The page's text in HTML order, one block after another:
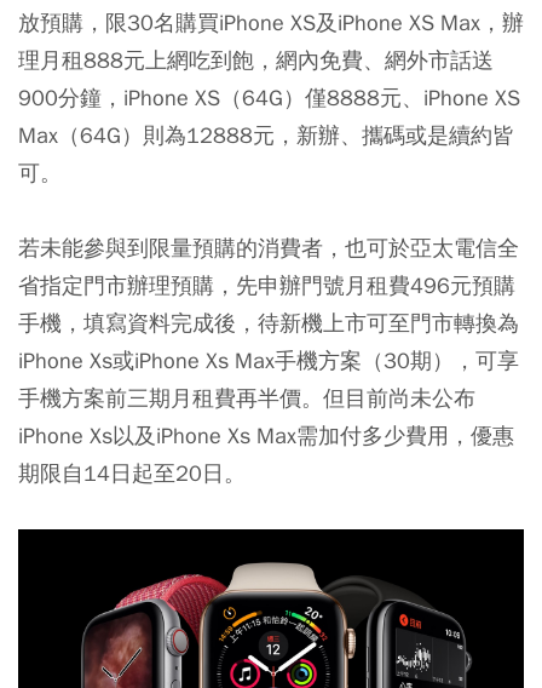
放預購，限30名購買iPhone XS及iPhone XS Max，辦
理月租888元上網吃到飽，網內免費、網外市話送
900分鐘，iPhone XS（64G）僅8888元、iPhone XS
Max（64G）則為12888元，新辦、攜碼或是續約皆
可。
若未能參與到限量預購的消費者，也可於亞太電信全
省指定門市辦理預購，先申辦門號月租費496元預購
手機，填寫資料完成後，待新機上市可至門市轉換為
iPhone Xs或iPhone Xs Max手機方案（30期），可享
手機方案前三期月租費再半價。但目前尚未公布
iPhone Xs以及iPhone Xs Max需加付多少費用，優惠
期限自14日起至20日。